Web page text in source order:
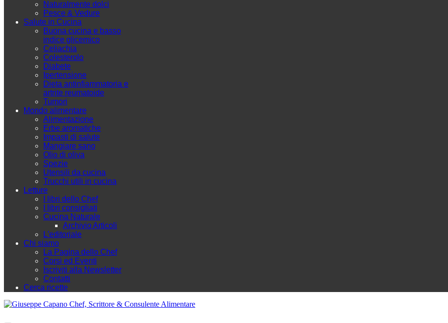
Naturalmente dolci
Pesce & Vedure
Salute in Cucina
Buona cucina e basso
indice glicemico
Celiachia
Colesterolo
Diabete
Ipertensione
Dieta antinfiammatoria e
artrite reumatoide
Tumori
Mondo alimentare
Alimentazione
Erbe aromatiche
Impasti di salute
Mangiare sano
Olio di oliva
Spezie
Utensili da cucina
Trucchi utili in cucina
Letture
I libri dello Chef
I libri consigliati
Cucina Naturale
Archivio Articoli
L'editoriale
Chi siamo
La Pagina dello Chef
Corsi ed Eventi
Iscriviti alla Newsletter
Contatti
Cerca ricette